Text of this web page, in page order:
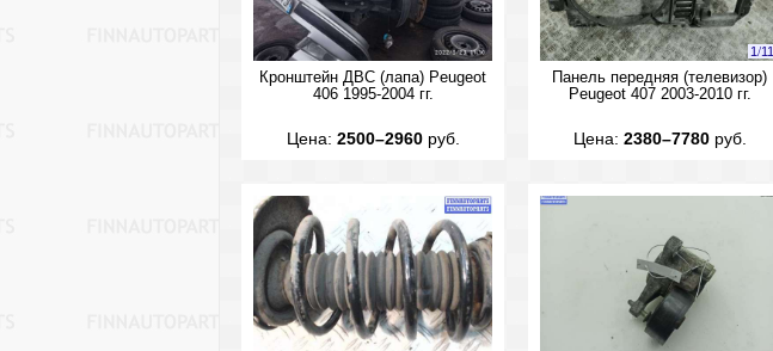
Кронштейн ДВС (лапа) Peugeot
406 1995-2004 гг.
Цена: 2500–2960руб.
1/11
Панель передняя (телевизор)
Peugeot 407 2003-2010 гг.
Цена: 2380–7780руб.